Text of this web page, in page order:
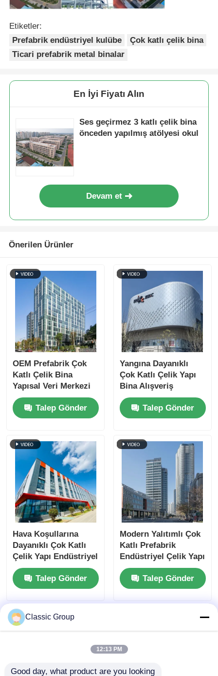
Çelik Yapı Atölyesi
Çelik Yapı Şedi
Çelik yapı köprüsü
Çok Katlı Çelik Yapı
Endüstriyel Çelik Yapısı
Ticari çelik yapısı
Prefabrik çelik yapı
Etiketler:
Prefabrik endüstriyel kulübe
Çok katlı çelik bina
Ticari prefabrik metal binalar
En İyi Fiyatı Alın
Ses geçirmez 3 katlı çelik bina
önceden yapılmış atölyesi okul
Devam et
Önerilen Ürünler
OEM Prefabrik Çok
Katlı Çelik Bina
Yapısal Veri Merkezi
Yangın Yalıtımı
Talep Gönder
Yangına Dayanıklı
Çok Katlı Çelik Yapı
Bina Alışveriş
Merkezi Prefabrik
İmalat ODMTalep Gönder
Hava Koşullarına
Dayanıklı Çok Katlı
Çelik Yapı Endüstriyel
Bina Özel
Talep Gönder
Modern Yalıtımlı Çok
Katlı Prefabrik
Endüstriyel Çelik Yapı
Ticari Bina
Talep Gönder
Classic Group
12:13 PM
Good day, what product are you looking